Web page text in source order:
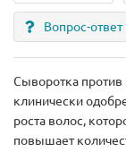
Вопрос-ответ
Сыворотка
клинически
роста волос,
повышает